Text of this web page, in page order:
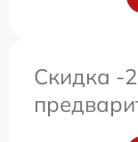
Скидка -